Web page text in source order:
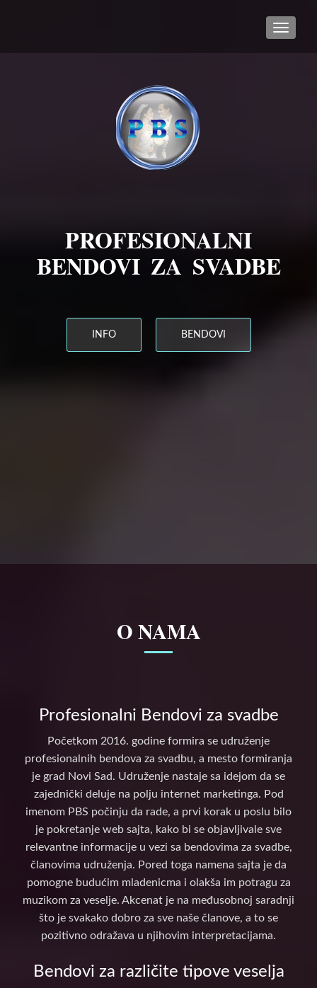
PROFESIONALNI
BENDOVI ZA SVADBE
INFO BENDOVI
O NAMA
Profesionalni Bendovi za svadbe
Početkom 2016. godine formira se udruženje
profesionalnih bendova za svadbu, a mesto formiranja
je grad Novi Sad. Udruženje nastaje sa idejom da se
zajednički deluje na polju internet marketinga. Pod
imenom PBS počinju da rade, a prvi korak u poslu bilo
je pokretanje web sajta, kako bi se objavljivale sve
relevantne informacije u vezi sa bendovima za svadbe,
članovima udruženja. Pored toga namena sajta je da
pomogne budućim mladenicma i olakša im potragu za
muzikom za veselje. Akcenat je na međusobnoj saradnji
što je svakako dobro za sve naše članove, a to se
pozitivno odražava u njihovim interpretacijama.
Bendovi za različite tipove veselja